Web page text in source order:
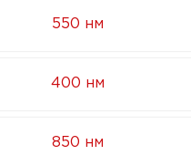
550 нм
400 нм
850 нм